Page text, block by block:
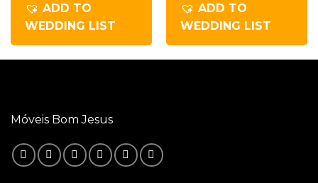
ADD TO
WEDDING LIST
ADD TO
WEDDING LIST
Móveis Bom Jesus